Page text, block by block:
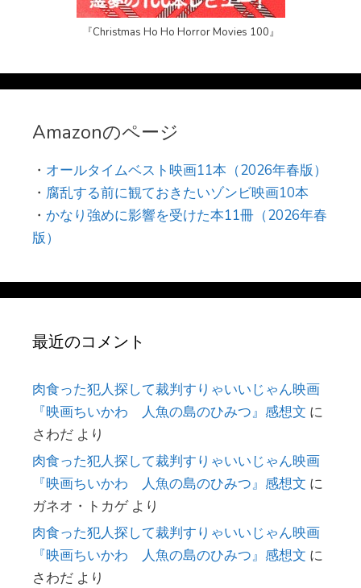
『Christmas Ho Ho Horror Movies 100』
Amazonのページ
・ オールタイムベスト映画11本（2026年春版）
・ 腐乱する前に観ておきたいゾンビ映画10本
・ かなり強めに影響を受けた本11冊（2026年春
版）
最近のコメント
肉食った犯人探して裁判すりゃいいじゃん映画
『映画ちいかわ 人魚の島のひみつ』感想文 に
さわだ より
肉食った犯人探して裁判すりゃいいじゃん映画
『映画ちいかわ 人魚の島のひみつ』感想文 に
ガネオ・トカゲより
肉食った犯人探して裁判すりゃいいじゃん映画
『映画ちいかわ 人魚の島のひみつ』感想文 に
さわだ より